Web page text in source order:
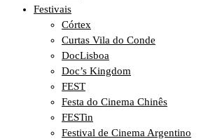
Festivais
Córtex
Curtas Vila do Conde
DocLisboa
Doc’s Kingdom
FEST
Festa do Cinema Chinês
FESTin
Festival de Cinema Argentino